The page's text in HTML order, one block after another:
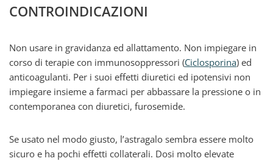
CONTROINDICAZIONI
Non usare in gravidanza ed allattamento. Non impiegare in
corso di terapie con immunosoppressori (Ciclosporina) ed
anticoagulanti. Per i suoi effetti diuretici ed ipotensivi non
impiegare insieme a farmaci per abbassare la pressione o in
contemporanea con diuretici, furosemide.
Se usato nel modo giusto, l’astragalo sembra essere molto
sicuro e ha pochi effetti collaterali. Dosi molto elevate